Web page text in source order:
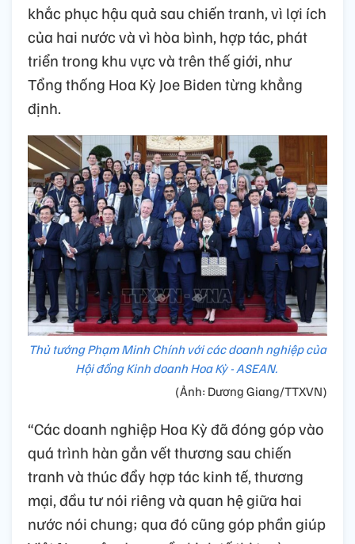
khắc phục hậu quả sau chiến tranh, vì lợi ích
của hai nước và vì hòa bình, hợp tác, phát
triển trong khu vực và trên thế giới, như
Tổng thống Hoa Kỳ Joe Biden từng khẳng
định.
Thủ tướng Phạm Minh Chính với các doanh nghiệp của
Hội đồng Kinh doanh Hoa Kỳ - ASEAN.
(Ảnh: Dương Giang/TTXVN)
“Các doanh nghiệp Hoa Kỳ đã đóng góp vào
quá trình hàn gắn vết thương sau chiến
tranh và thúc đẩy hợp tác kinh tế, thương
mại, đầu tư nói riêng và quan hệ giữa hai
nước nói chung; qua đó cũng góp phần giúp